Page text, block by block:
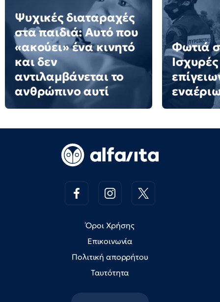
Ψυχικές διαταραχές
στα παιδιά: Αυτό που
«ακούει» ένα κινητό
και δεν
αντιλαμβάνεται το
ανθρώπινο αυτί
Φωτιά
Όροι Χρήσης
Επικοινωνία
Πολιτική απορρήτου
Ταυτότητα